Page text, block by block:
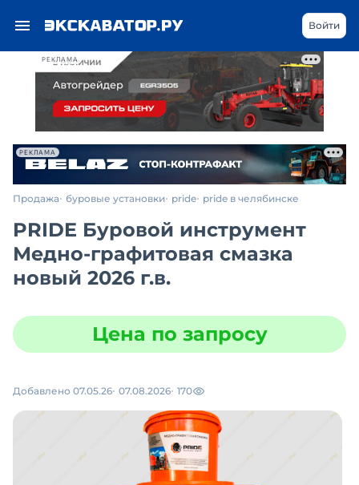
РЕКЛАМА
Войти
РЕКЛАМА
Продажа буровые установки pride pride в челябинске
PRIDE Буровой инструмент
Медно-графитовая смазка
новый 2026 г.в.
Цена по запросу
Добавлено 07.05.26 07.08.2026 170